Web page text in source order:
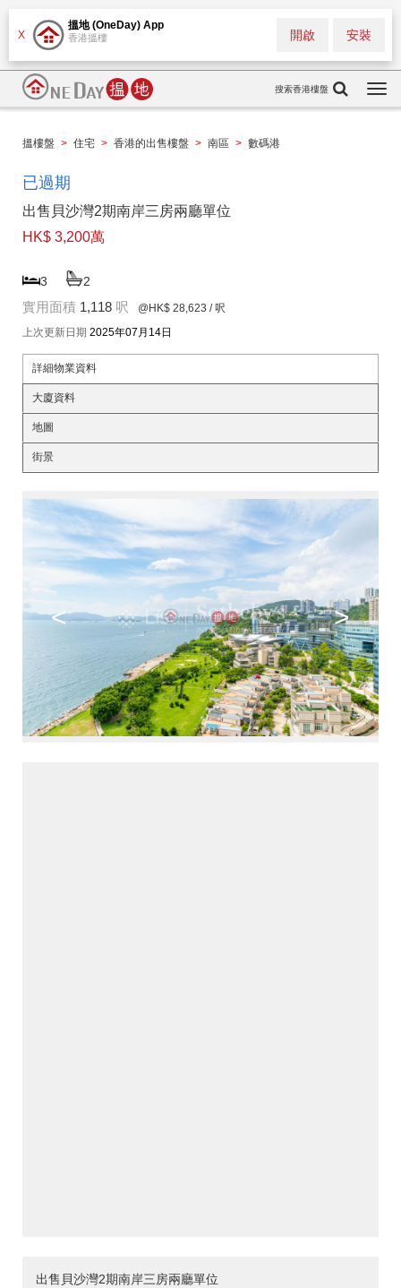
X
搵地 (OneDay) App
香港搵樓 安裝
開啟
搜索香港樓盤
搵樓盤 > 住宅 > 香港的出售樓盤 > 南區 > 數碼港
已過期
出售貝沙灣2期南岸三房兩廳單位
HK$ 3,200萬
3 2
實用面積 1,118 呎 @HK$ 28,623 / 呎
上次更新日期 2025年07月14日
詳細物業資料
大廈資料
地圖
街景
< >
出售貝沙灣2期南岸三房兩廳單位